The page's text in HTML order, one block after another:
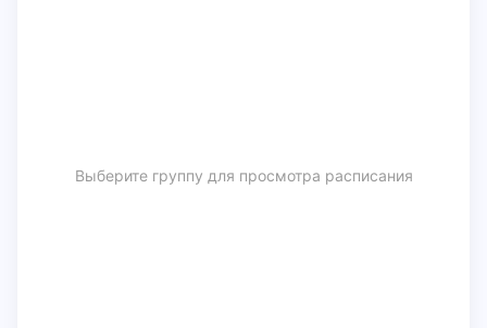
Выберите группу для просмотра расписания